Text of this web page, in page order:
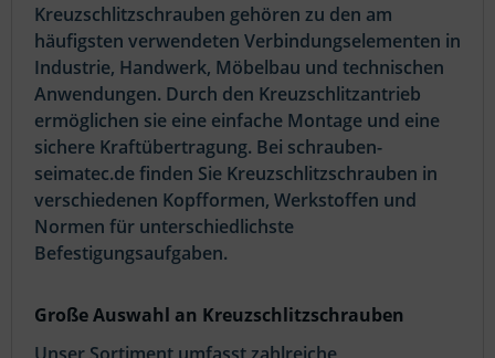
Kreuzschlitzschrauben gehören zu den am
häufigsten verwendeten Verbindungselementen in
Industrie, Handwerk, Möbelbau und technischen
Anwendungen. Durch den Kreuzschlitzantrieb
ermöglichen sie eine einfache Montage und eine
sichere Kraftübertragung. Bei schrauben-
seimatec.de finden Sie Kreuzschlitzschrauben in
verschiedenen Kopfformen, Werkstoffen und
Normen für unterschiedlichste
Befestigungsaufgaben.
Große Auswahl an Kreuzschlitzschrauben